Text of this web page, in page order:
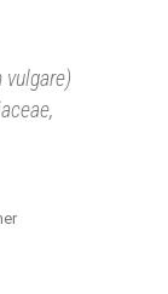
vulgare)